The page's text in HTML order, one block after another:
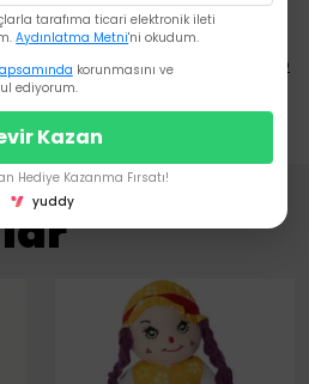
Yorum Yap
tarafıma ticari elektronik ileti
Aydınlatma Metni'ni okudum.
korunmasını ve
ediyorum.
Kazan
Hediye Kazanma Fırsatı!
yuddy